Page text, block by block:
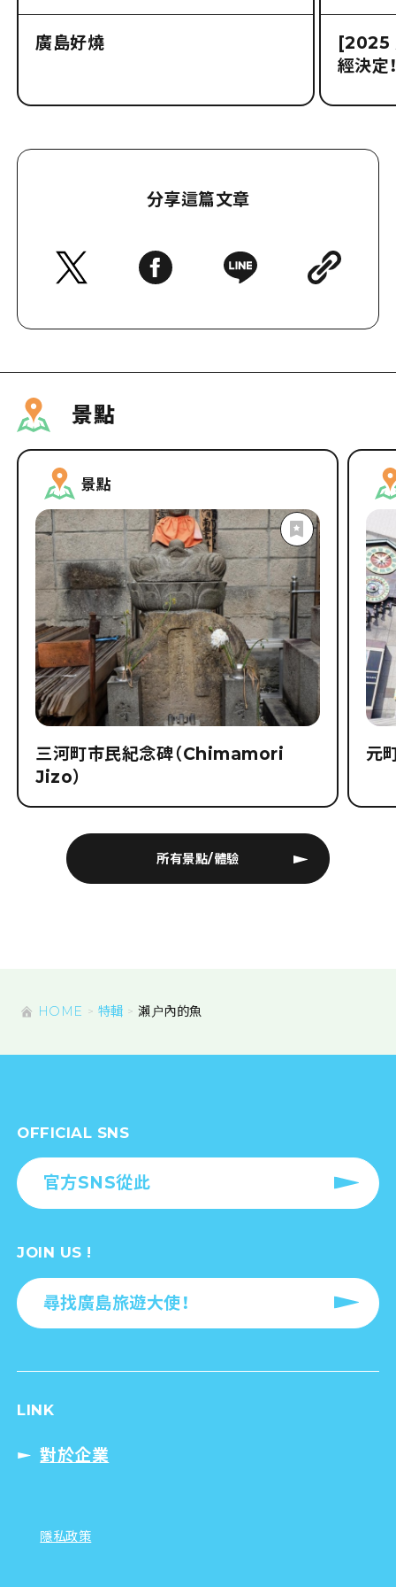
廣島好燒
[2025
經決定
分享這篇文章
景點
所有景點/體驗
景點
三河町市民紀念碑（Chimamori
Jizo）
元
HOME 特輯 瀨户內的魚
OFFICIAL SNS
官方SNS從此
JOIN US !
尋找廣島旅遊大使！
LINK
對於企業
隱私政策